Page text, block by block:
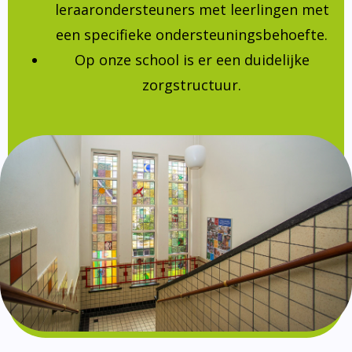
leraarondersteuners met leerlingen met
een specifieke ondersteuningsbehoefte.
Op onze school is er een duidelijke
zorgstructuur.